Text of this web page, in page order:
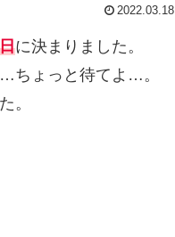
2022.03.18
に決まりました。
ちょっと待てよ…。
。